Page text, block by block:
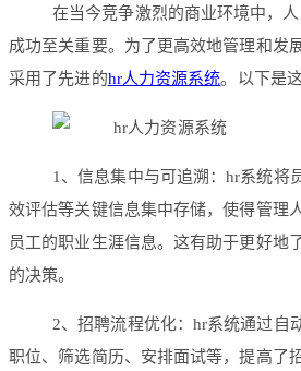
在当今竞争激烈的商业环境中，
成功至关重要。为了更高效地管理和发
采用了先进的hr人力资源系统。以下是
1、信息集中与可追溯：hr系统将
效评估等关键信息集中存储，使得管理
员工的职业生涯信息。这有助于更好地
的决策。
2、招聘流程优化：hr系统通过自
职位、筛选简历、安排面试等，提高了